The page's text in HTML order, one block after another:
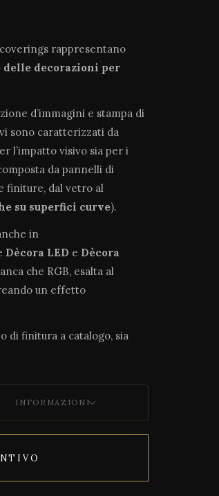
rappresentano
delle decorazioni per
d’immagini e stampa di
sono caratterizzati da
l’impatto visivo sia per i
da pannelli di
finiture, dal vetro al
su superfici curve).
in
Dècora LED e Dècora
che RGB, esalta al
un effetto
di finitura a catalogo, sia
INFORMAZIONI